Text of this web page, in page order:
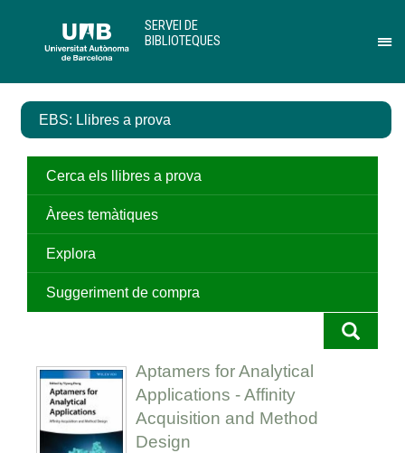
contingut
el
de
SERVEI DE
BIBLIOTEQUES
EBS: Llibres a prova
Cerca els llibres a prova
Àrees temàtiques
Explora
Suggeriment de compra
Aptamers for Analytical
Applications - Affinity
Acquisition and Method
Design